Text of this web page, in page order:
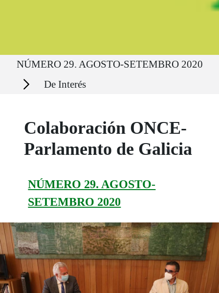
Ruta del sitio
NÚMERO 29. AGOSTO-SETEMBRO 2020
Secciones De Interés
Colaboración ONCE-
Parlamento de Galicia
NÚMERO 29. AGOSTO-
SETEMBRO 2020